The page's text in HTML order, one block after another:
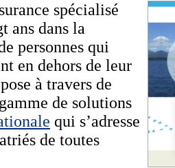
spécialisé
ans dans la
personnes qui
en dehors de leur
à travers de
de solutions
qui s’adresse
de toutes